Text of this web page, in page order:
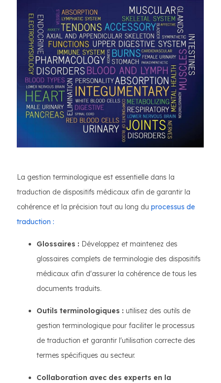
La gestion terminologique est essentielle dans la
traduction de dispositifs médicaux afin de garantir la
cohérence et la précision tout au long du processus de
traduction :
Glossaires : Développez et maintenez des
glossaires complets de terminologie des dispositifs
médicaux afin d'assurer la cohérence de tous les
documents traduits.
Outils terminologiques : utilisez des outils de
gestion terminologique pour faciliter le processus
de traduction et garantir l'utilisation correcte des
termes spécifiques au secteur.
Collaboration avec des experts en la